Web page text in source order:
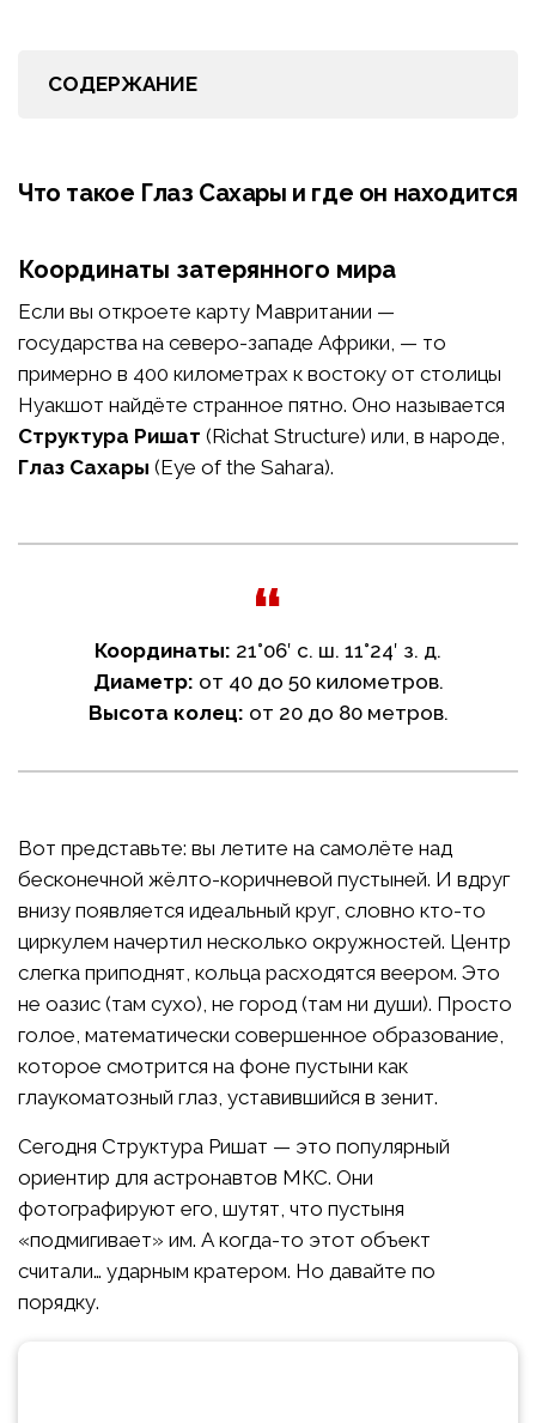
СОДЕРЖАНИЕ
Что такое Глаз Сахары и где он находится
Координаты затерянного мира
Если вы откроете карту Мавритании —
государства на северо-западе Африки, — то
примерно в 400 километрах к востоку от столицы
Нуакшот найдёте странное пятно. Оно называется
Структура Ришат (Richat Structure) или, в народе,
Глаз Сахары (Eye of the Sahara).
Координаты: 21°06′ с. ш. 11°24′ з. д.
Диаметр: от 40 до 50 километров.
Высота колец: от 20 до 80 метров.
Вот представьте: вы летите на самолёте над
бесконечной жёлто-коричневой пустыней. И вдруг
внизу появляется идеальный круг, словно кто-то
циркулем начертил несколько окружностей. Центр
слегка приподнят, кольца расходятся веером. Это
не оазис (там сухо), не город (там ни души). Просто
голое, математически совершенное образование,
которое смотрится на фоне пустыни как
глаукоматозный глаз, уставившийся в зенит.
Сегодня Структура Ришат — это популярный
ориентир для астронавтов МКС. Они
фотографируют его, шутят, что пустыня
«подмигивает» им. А когда-то этот объект
считали… ударным кратером. Но давайте по
порядку.